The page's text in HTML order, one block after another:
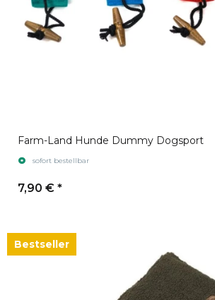
Farm-Land Hunde Dummy Dogsport
sofort bestellbar
7,90 € *
Bestseller